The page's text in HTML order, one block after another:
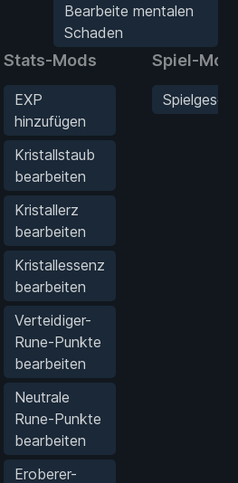
Bearbeite mentalen
Schaden
Stats-Mods
EXP
hinzufügen
Kristallstaub
bearbeiten
Kristallerz
bearbeiten
Kristallessenz
bearbeiten
Verteidiger-
Rune-Punkte
bearbeiten
Neutrale
Rune-Punkte
bearbeiten
Eroberer-
Spiel-